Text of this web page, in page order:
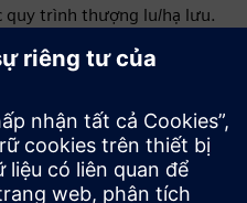
quy trình thượng lu/hạ lưu.
liên quan.
sức Thao tác các gói để giúp
cục bảng biểu mẫu phức
thi các phương pháp hay
tự động. Các cơ sở quản